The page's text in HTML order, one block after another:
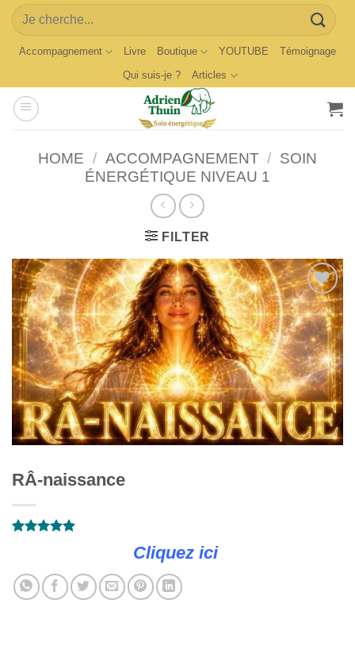
Skip
content
Search
for:
Accompagnement Livre Boutique YOUTUBE
Témoignage
Qui suis-je ?
Articles
HOME / ACCOMPAGNEMENT / SOIN
ÉNERGÉTIQUE NIVEAU 1
FILTER
Ajouter
à la
wishlist
RÂ-naissance
customer
ratings
Cliquez ici